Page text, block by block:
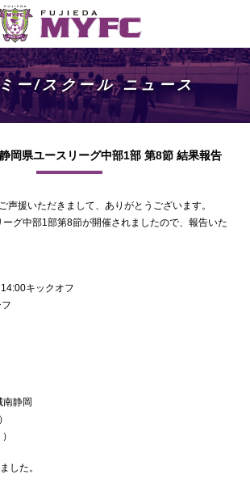
ー/スクール ニュース
岡県ユースリーグ中部1部 第8節 結果報告
声援いただきまして、ありがとうございます。
グ中部1部第8節が開催されましたので、報告いた
キックオフ
静岡
した。